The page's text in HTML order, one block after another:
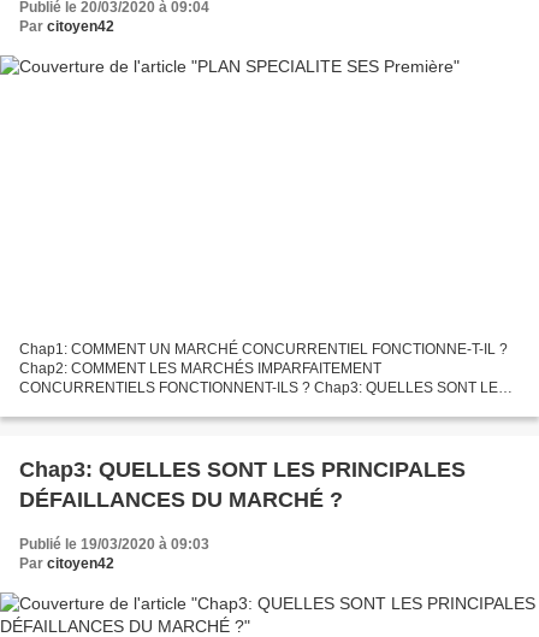
Publié le 20/03/2020 à 09:04
Par citoyen42
Chap1: COMMENT UN MARCHÉ CONCURRENTIEL FONCTIONNE-T-IL ?
Chap2: COMMENT LES MARCHÉS IMPARFAITEMENT
CONCURRENTIELS FONCTIONNENT-ILS ? Chap3: QUELLES SONT LES
AGENTS ÉCONOMIQUES SE FINANCENT-ILS ?Chap5:...
Chap3: QUELLES SONT LES PRINCIPALES
DÉFAILLANCES DU MARCHÉ ?
Publié le 19/03/2020 à 09:03
Par citoyen42